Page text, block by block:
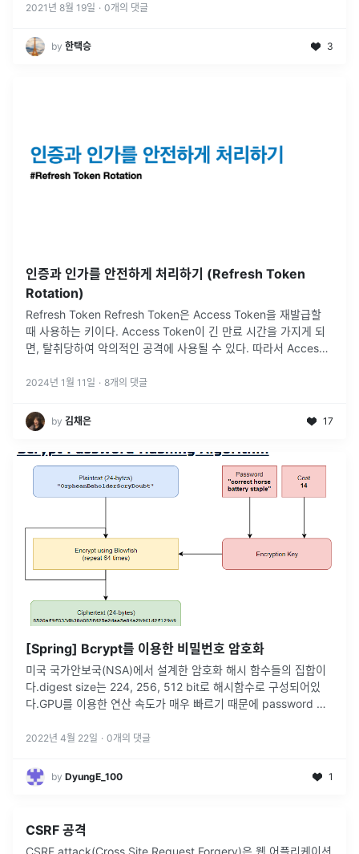
2021년 8월 19일 · 0개의 댓글
by 한택승 3
인증과 인가를 안전하게 처리하기 (Refresh Token
Rotation)
Refresh Token Refresh Token은 Access Token을 재발급할
때 사용하는 키이다. Access Token이 긴 만료 시간을 가지게 되
면, 탈취당하여 악의적인 공격에 사용될 수 있다. 따라서 Access
2024년 1월 11일 · 8개의 댓글
by 김채은 17
[Spring] Bcrypt를 이용한 비밀번호 암호화
미국 국가안보국(NSA)에서 설계한 암호화 해시 함수들의 집합이
다.digest size는 224, 256, 512 bit로 해시함수로 구성되어있
다.GPU를 이용한 연산 속도가 매우 빠르기 때문에 password 암
2022년 4월 22일 · 0개의 댓글
by DyungE_100 1
CSRF 공격
CSRF attack(Cross Site Request Forgery)은 웹 어플리케이션